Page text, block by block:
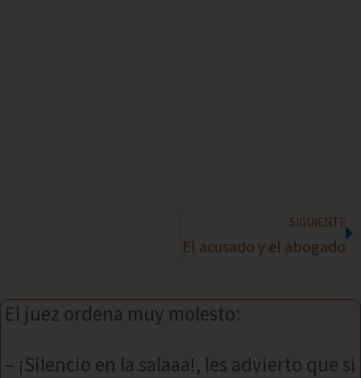
SIGUIENTE
El acusado y el abogado
El juez ordena muy molesto:
– ¡Silencio en la salaaa!, les advierto que si